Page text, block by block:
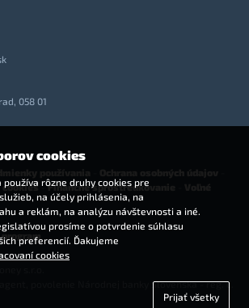
058 01
-Finančné sprostredkovanie
povolenie Národnej banky Slovenska - reg. č.
cookies
rôzne druhy cookies pre
na účely prihlásenia, na
a reklám, na analýzu návštevnosti a iné.
prosíme o potvrdenie súhlasu
preferencií. Ďakujeme
cookies
Prijať všetky